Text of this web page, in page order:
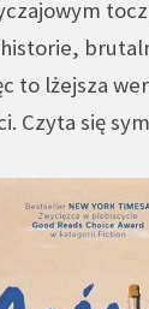
to lżejsza
Czyta się